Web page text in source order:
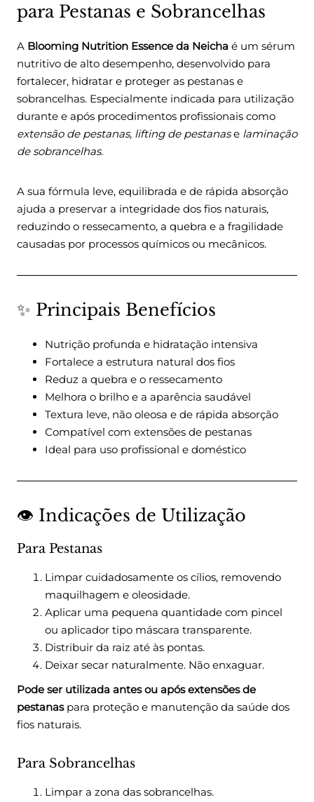
para Pestanas e Sobrancelhas
A Blooming Nutrition Essence da Neicha é um sérum
nutritivo de alto desempenho, desenvolvido para
fortalecer, hidratar e proteger as pestanas e
sobrancelhas. Especialmente indicada para utilização
durante e após procedimentos profissionais como
extensão de pestanas, lifting de pestanase laminação
de sobrancelhas.
A sua fórmula leve, equilibrada e de rápida absorção
ajuda a preservar a integridade dos fios naturais,
reduzindo o ressecamento, a quebra e a fragilidade
causadas por processos químicos ou mecânicos.
✨ Principais Benefícios
Nutrição profunda e hidratação intensiva
Fortalece a estrutura natural dos fios
Reduz a quebra e o ressecamento
Melhora o brilho e a aparência saudável
Textura leve, não oleosa e de rápida absorção
Compatível com extensões de pestanas
Ideal para uso profissional e doméstico
👁️ Indicações de Utilização
Para Pestanas
Limpar cuidadosamente os cílios, removendo
maquilhagem e oleosidade.
Aplicar uma pequena quantidade com pincel
ou aplicador tipo máscara transparente.
Distribuir da raiz até às pontas.
Deixar secar naturalmente. Não enxaguar.
Pode ser utilizada antes ou após extensões de
pestanaspara proteção e manutenção da saúde dos
fios naturais.
Para Sobrancelhas
Limpar a zona das sobrancelhas.